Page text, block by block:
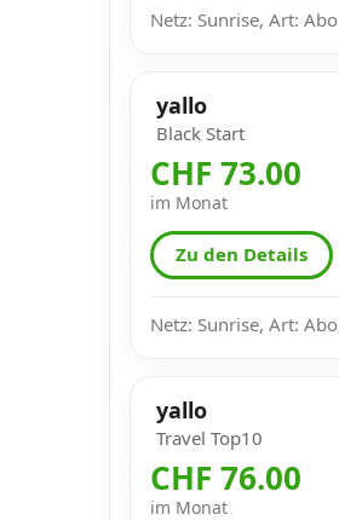
Netz: Sunrise, Art: Abo
yallo
Black Start
CHF 73.00
im Monat
Zu den Details
Netz: Sunrise, Art: Abo
yallo
Travel Top10
CHF 76.00
im Monat